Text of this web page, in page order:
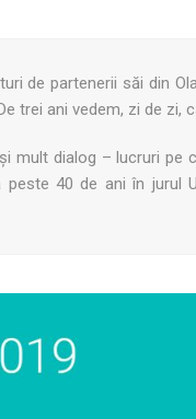
de partenerii săi din
trei ani vedem, zi de zi,
mult dialog – lucruri pe
40 de ani în jurul